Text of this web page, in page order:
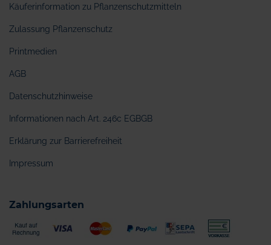
Käuferinformation zu Pflanzenschutzmitteln
Zulassung Pflanzenschutz
Printmedien
AGB
Datenschutzhinweise
Informationen nach Art. 246c EGBGB
Erklärung zur Barrierefreiheit
Impressum
Zahlungsarten